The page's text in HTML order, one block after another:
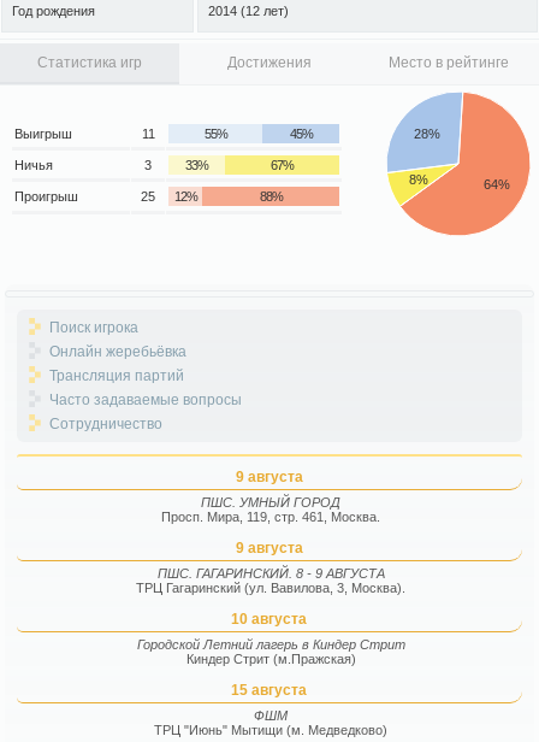
Год рождения 2014 (12 лет)
Статистика игр Достижения Место в рейтинге
Выигрыш 11 55% 45%
Ничья 3 33% 67%
Проигрыш 25 12% 88%
8%
28%
64%
Поиск игрока
Онлайн жеребьёвка
Трансляция партий
Часто задаваемые вопросы
Сотрудничество
9 августа
ПШС. УМНЫЙ ГОРОД
Просп. Мира, 119, стр. 461, Москва.
9 августа
ПШС. ГАГАРИНСКИЙ. 8 - 9 АВГУСТА
ТРЦ Гагаринский (ул. Вавилова, 3, Москва).
10 августа
Городской Летний лагерь в Киндер Стрит
Киндер Стрит (м.Пражская)
15 августа
ФШМ
ТРЦ "Июнь" Мытищи (м. Медведково)